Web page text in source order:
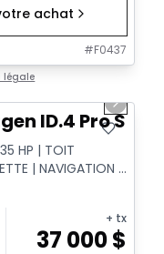
achat
#F0437
légale
Next
ID.4 Pro S
HP | TOIT
| NAVIGATION |
+ tx
37 000$